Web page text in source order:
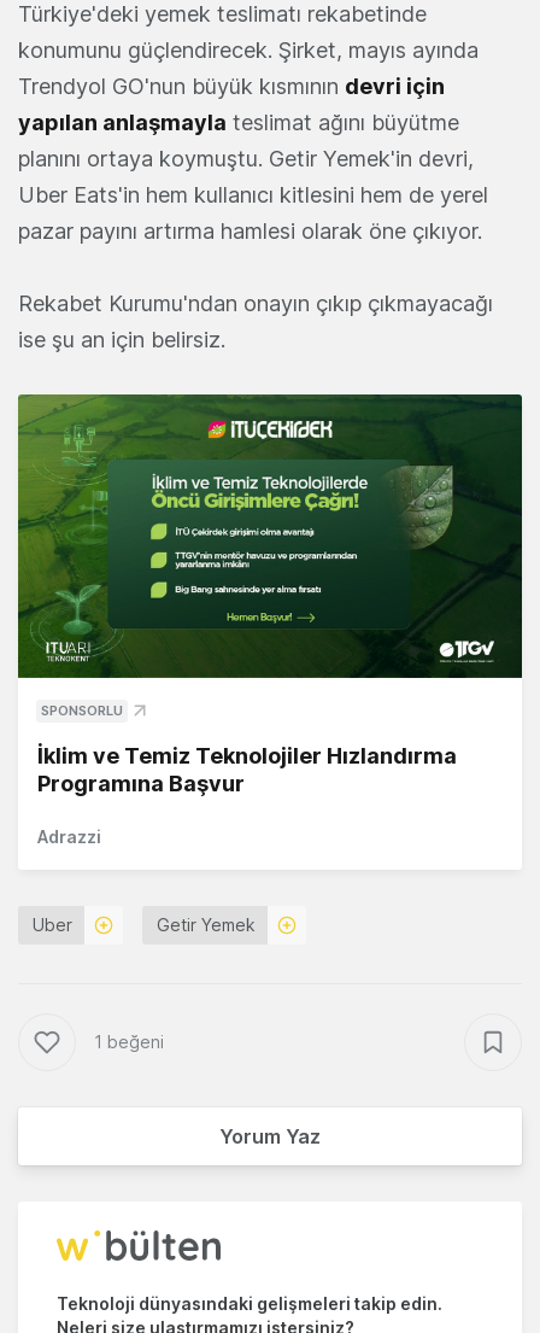
Türkiye'deki yemek teslimatı rekabetinde
konumunu güçlendirecek. Şirket, mayıs ayında
Trendyol GO'nun büyük kısmının devri için
yapılan anlaşmayla teslimat ağını büyütme
planını ortaya koymuştu. Getir Yemek'in devri,
Uber Eats'in hem kullanıcı kitlesini hem de yerel
pazar payını artırma hamlesi olarak öne çıkıyor.
Rekabet Kurumu'ndan onayın çıkıp çıkmayacağı
ise şu an için belirsiz.
SPONSORLU
İklim ve Temiz Teknolojiler Hızlandırma
Programına Başvur
Adrazzi
Uber Getir Yemek
1 beğeni
Yorum Yaz
Teknoloji dünyasındaki gelişmeleri takip edin.
Neleri size ulaştırmamızı istersiniz?